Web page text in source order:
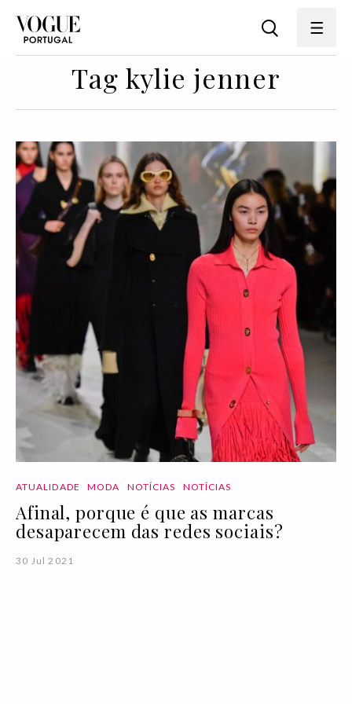
Tag kylie jenner
ATUALIDADE MODA NOTÍCIAS NOTÍCIAS
Afinal, porque é que as marcas
desaparecem das redes sociais?
30 Jul 2021